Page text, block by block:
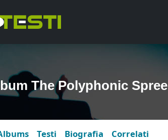
The Polyphonic Spree
Testi Biografia Correlati